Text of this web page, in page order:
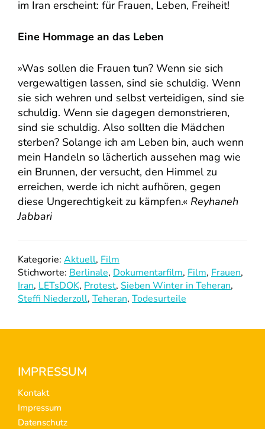
im Iran erscheint: für Frauen, Leben, Freiheit!
Eine Hommage an das Leben
»Was sollen die Frauen tun? Wenn sie sich
vergewaltigen lassen, sind sie schuldig. Wenn
sie sich wehren und selbst verteidigen, sind sie
schuldig. Wenn sie dagegen demonstrieren,
sind sie schuldig. Also sollten die Mädchen
sterben? Solange ich am Leben bin, auch wenn
mein Handeln so lächerlich aussehen mag wie
ein Brunnen, der versucht, den Himmel zu
erreichen, werde ich nicht aufhören, gegen
diese Ungerechtigkeit zu kämpfen.« Reyhaneh
Jabbari
Kategorie: Aktuell, Film
Stichworte: Berlinale, Dokumentarfilm, Film, Frauen,
Iran, LETsDOK, Protest, Sieben Winter in Teheran,
Steffi Niederzoll, Teheran, Todesurteile
Footer
IMPRESSUM
Kontakt
Impressum
Datenschutz